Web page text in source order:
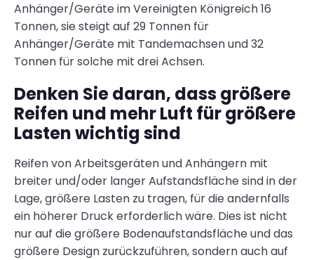
Anhänger/Geräte im Vereinigten Königreich 16
Tonnen, sie steigt auf 29 Tonnen für
Anhänger/Geräte mit Tandemachsen und 32
Tonnen für solche mit drei Achsen.
Denken Sie daran, dass größere
Reifen und mehr Luft für größere
Lasten wichtig sind
Reifen von Arbeitsgeräten und Anhängern mit
breiter und/oder langer Aufstandsfläche sind in der
Lage, größere Lasten zu tragen, für die andernfalls
ein höherer Druck erforderlich wäre. Dies ist nicht
nur auf die größere Bodenaufstandsfläche und das
größere Design zurückzuführen, sondern auch auf